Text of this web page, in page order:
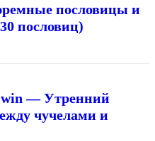
пословицы и
пословиц)
— Утренний
чучелами и